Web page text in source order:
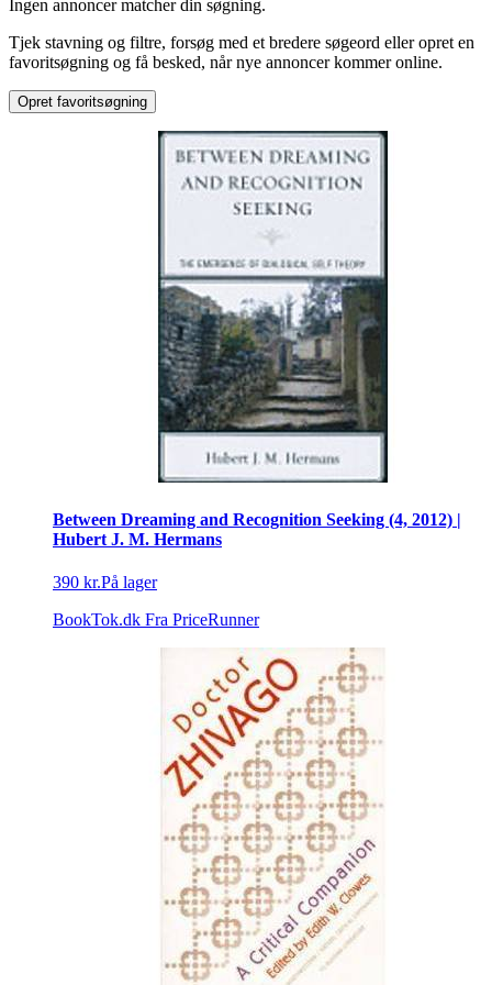
Krimi & spænding
Ingen annoncer matcher din søgning.
Tjek stavning og filtre, forsøg med et bredere søgeord eller opret en
favoritsøgning og få besked, når nye annoncer kommer online.
Opret favoritsøgning
Between Dreaming and Recognition Seeking (4, 2012) |
Hubert J. M. Hermans
390 kr.På lager
BookTok.dk Fra PriceRunner